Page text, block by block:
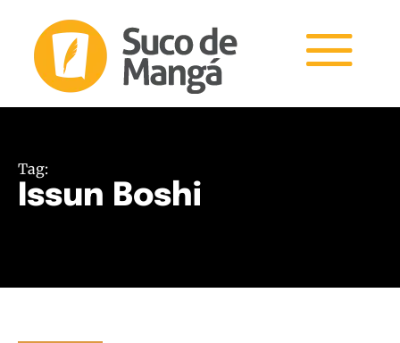
Tag:
Issun Boshi